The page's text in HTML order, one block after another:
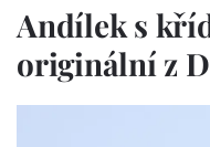
Andílek s
originální z